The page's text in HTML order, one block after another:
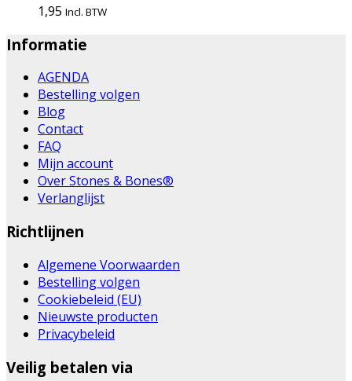
1,95 Incl. BTW
Informatie
AGENDA
Bestelling volgen
Blog
Contact
FAQ
Mijn account
Over Stones & Bones®
Verlanglijst
Richtlijnen
Algemene Voorwaarden
Bestelling volgen
Cookiebeleid (EU)
Nieuwste producten
Privacybeleid
Veilig betalen via